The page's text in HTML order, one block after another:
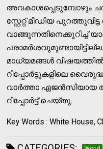
അവകാശപ്പെടുമ്പോഴും
സ്റ്റേറ്റ് മീഡിയ
വാങ്ങുന്നതിനെക്കുറിച്ച്
മാധ്യമങ്ങൾ
റിപ്പോർട്ടുകളിലെ
വാർത്താ
റിപ്പോർട്ട് ചെയ്തു.
Key Words : White House,